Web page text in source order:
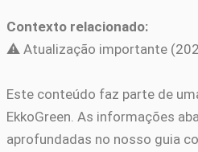
Contexto relacionado:
⚠️ Atualização importante
Este conteúdo faz parte de
EkkoGreen. As informações
aprofundadas no nosso guia